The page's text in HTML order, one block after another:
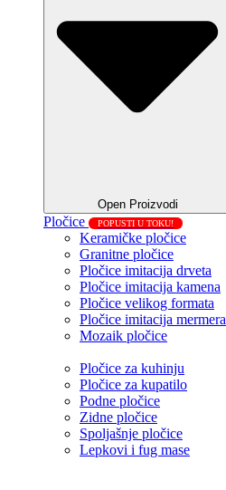
Open Proizvodi
Pločice POPUSTI U TOKU!
Keramičke pločice
Granitne pločice
Pločice imitacija drveta
Pločice imitacija kamena
Pločice velikog formata
Pločice imitacija mermera
Mozaik pločice
Pločice za kuhinju
Pločice za kupatilo
Podne pločice
Zidne pločice
Spoljašnje pločice
Lepkovi i fug mase